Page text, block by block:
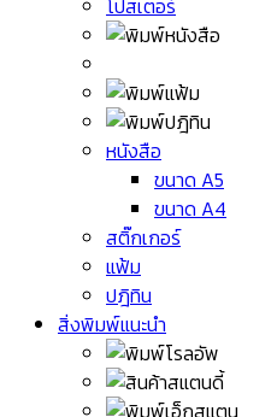
โปสเตอร์
หนังสือ
ขนาด A5
ขนาด A4
สติ๊กเกอร์
แฟ้ม
ปฎิทิน
สิ่งพิมพ์แนะนำ